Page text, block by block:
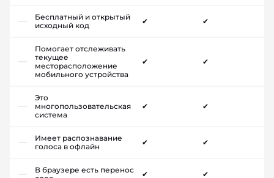
Бесплатный и открытый
исходный код
✔ ✔
Помогает отслеживать
текущее
месторасположение
мобильного устройства
✔ ✔
Это
многопользовательская
система
✔ ✔
Имеет распознавание
голоса в офлайн
✔ ✔
В браузере есть перенос
✔ ✔